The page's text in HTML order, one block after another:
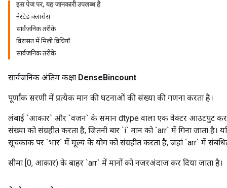
इस पेज पर, यह जानकारी उपलब्ध है
नेस्टेड क्लासेस
सार्वजनिक तरीके
विरासत में मिली विधियाँ
सार्वजनिक तरीके
सार्वजनिक अंतिम कक्षा DenseBincount
पूर्णांक सरणी में प्रत्येक मान की घटनाओं की संख्या की गणना करता है।
लंबाई `आकार` और `वजन` के समान dtype वाला एक वेक्टर आउटपुट
संख्या को संग्रहीत करता है, जितनी बार `i` मान को `arr` में गिना जाता
सूचकांक पर `भार` में मूल्य के योग को संग्रहीत करता है, जहां `arr` में
सीमा [0, आकार) के बाहर `arr` में मानों को नजरअंदाज कर दिया जाता है।